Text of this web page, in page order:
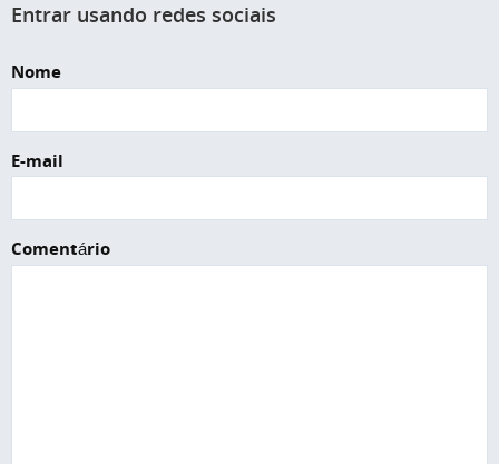
Entrar usando redes sociais
Nome
E-mail
Comentário